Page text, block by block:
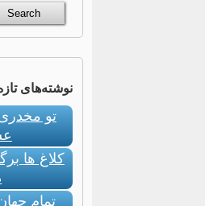
نوشته‌های
تو
کلاغ ها
تمام